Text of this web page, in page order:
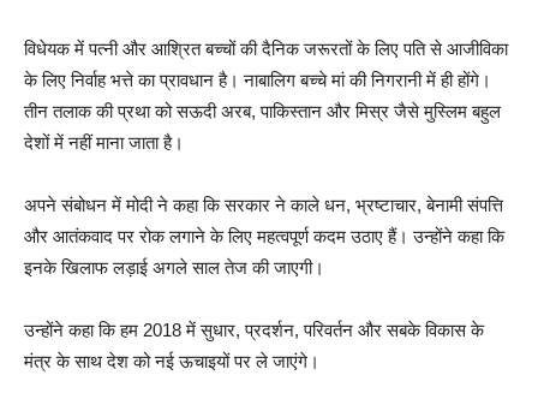
विधेयक में पत्नी और आश्रित बच्चों की दैनिक जरूरतों के लिए पति से आजीविका
के लिए निर्वाह भत्ते का प्रावधान है। नाबालिग बच्चे मां की निगरानी में ही होंगे।
तीन तलाक की प्रथा को सऊदी अरब, पाकिस्तान और मिस्र जैसे मुस्लिम बहुल
देशों में नहीं माना जाता है।
अपने संबोधन में मोदी ने कहा कि सरकार ने काले धन, भ्रष्टाचार, बेनामी संपत्ति
और आतंकवाद पर रोक लगाने के लिए महत्वपूर्ण कदम उठाए हैं। उन्होंने कहा कि
इनके खिलाफ लड़ाई अगले साल तेज की जाएगी।
उन्होंने कहा कि हम 2018 में सुधार, प्रदर्शन, परिवर्तन और सबके विकास के
मंत्र के साथ देश को नई ऊचाइयों पर ले जाएंगे।